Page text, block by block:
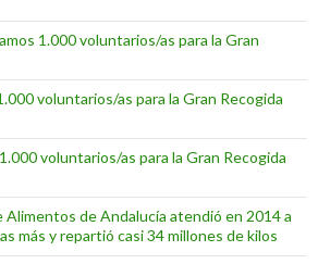
1.000 voluntarios/as para la Gran
voluntarios/as para la Gran Recogida
voluntarios/as para la Gran Recogida
Alimentos de Andalucía atendió en 2014 a
más y repartió casi 34 millones de kilos